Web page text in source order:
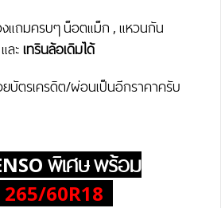
แถมครบๆ น็อตแม็ก , แหวนกัน
ละ เทรินล้อเดิมได้
ยบัตรเครดิต/ผ่อนเป็นอีกราคาครับ
พิเศษพร้อม
265/60R18